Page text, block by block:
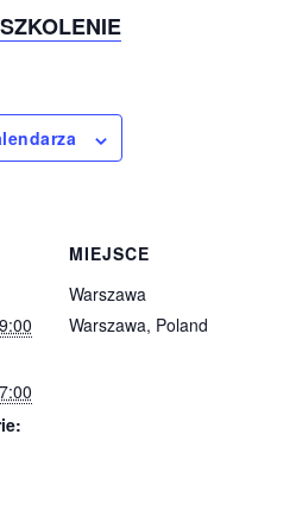
MIEJSCE
Warszawa
Warszawa, Poland